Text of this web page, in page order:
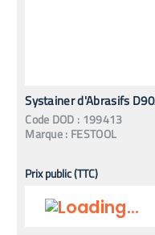
Systainer d'Abrasifs
Code DOD : 199413
Marque : FESTOOL
Prix public (TTC)